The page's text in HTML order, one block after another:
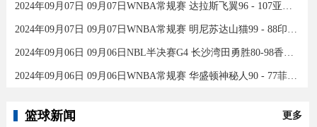
2024年09月07日 09月07日WNBA常规赛 达拉斯飞翼96 - 107亚特兰大梦想 全场集锦
2024年09月07日 09月07日WNBA常规赛 明尼苏达山猫99 - 88印第安纳狂热 全场集锦
2024年09月06日 09月06日NBL半决赛G4 长沙湾田勇胜80-98香港金牛 全场集锦
2024年09月06日 09月06日WNBA常规赛 华盛顿神秘人90 - 77菲尼克斯水星 全场集锦
篮球新闻 更多